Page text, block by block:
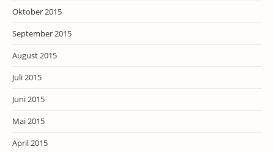
Oktober 2015
September 2015
August 2015
Juli 2015
Juni 2015
Mai 2015
April 2015